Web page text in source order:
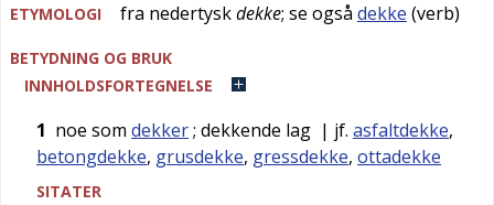
ETYMOLOGI fra nedertyskdekke; se også dekke (verb)
BETYDNING OG BRUK
INNHOLDSFORTEGNELSE
1 noe som dekker; dekkende lag | jf. asfaltdekke,
betongdekke, grusdekke, gressdekke, ottadekke
SITATER